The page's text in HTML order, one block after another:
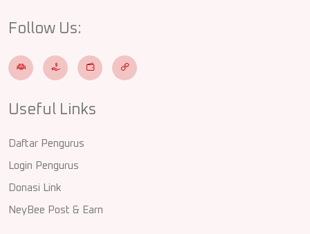
Follow Us:
Useful Links
Daftar Pengurus
Login Pengurus
Donasi Link
NeyBee Post & Earn